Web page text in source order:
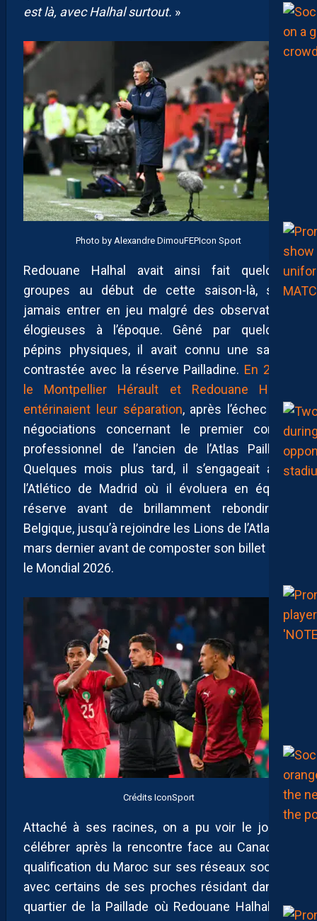
est là, avec Halhal surtout. »
Photo by Alexandre DimouFEPIcon Sport
Redouane Halhal avait ainsi fait quelques
groupes au début de cette saison-là, sans
jamais entrer en jeu malgré des observations
élogieuses à l’époque. Gêné par quelques
pépins physiques, il avait connu une saison
contrastée avec la réserve Pailladine. En 2023,
le Montpellier Hérault et Redouane Halhal
entérinaient leur séparation, après l’échec des
négociations concernant le premier contrat
professionnel de l’ancien de l’Atlas Paillade.
Quelques mois plus tard, il s’engageait avec
l’Atlético de Madrid où il évoluera en équipe
réserve avant de brillamment rebondir en
Belgique, jusqu’à rejoindre les Lions de l’Atlas en
mars dernier avant de composter son billet pour
le Mondial 2026.
Crédits IconSport
Attaché à ses racines, on a pu voir le joueur
célébrer après la rencontre face au Canada la
qualification du Maroc sur ses réseaux sociaux
avec certains de ses proches résidant dans le
quartier de la Paillade où Redouane Halhal est